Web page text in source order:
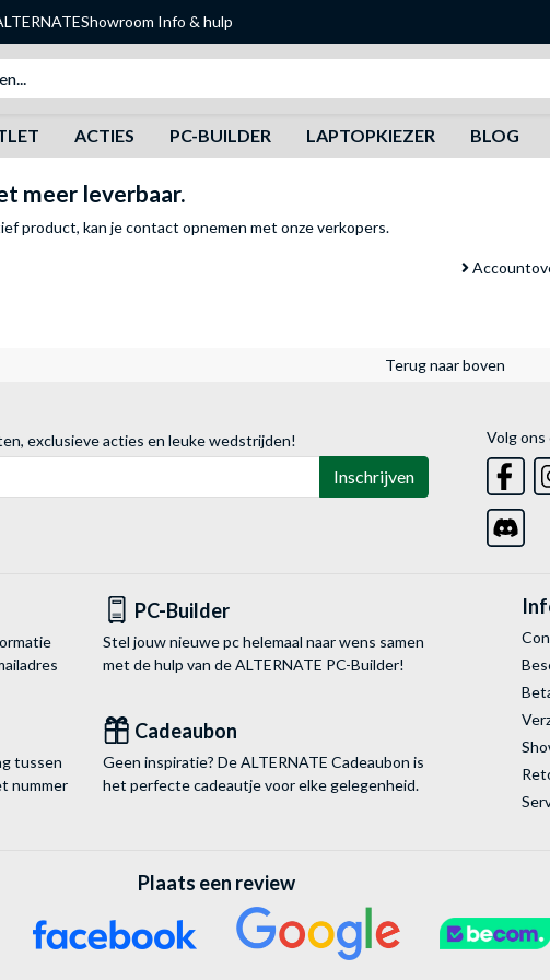
Showroom Info & hulp
ACTIES PC-BUILDER LAPTOPKIEZER BLOG
meer leverbaar.
product, kan jecontact opnemen met onze verkopers.
Terug naar boven
exclusieve acties en leuke wedstrijden!
Inschrijven
Volg ons
PC-Builder
Stel jouw nieuwe pc helemaal naar wens samen
met de hulp van de ALTERNATE PC-Builder!
tussen
nummer
Cadeaubon
Geen inspiratie? De ALTERNATE Cadeaubon is
het perfecte cadeautje voor elke gelegenheid.
Plaats een review